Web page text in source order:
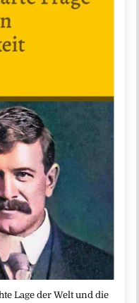
Lage der Welt und die